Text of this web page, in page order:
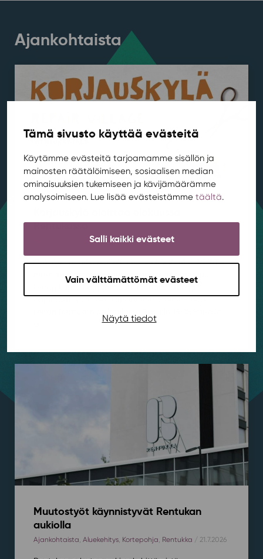
Tämä sivusto käyttää evästeitä
Käytämme evästeitä tarjoamamme sisällön ja
mainosten räätälöimiseen, sosiaalisen median
ominaisuuksien tukemiseen ja kävijämäärämme
analysoimiseen. Lue lisää evästeistämme täältä.
Salli kaikki evästeet
Vain välttämättömät evästeet
Näytä tiedot
Ajankohtaista
Rentukassa
Asuminen,Kestävä kehitys/ 4.8.2026
Onko lempifarkuissa reikä tai tuoli vähän rikki? Tule
mukaan rentoon Korjauskylään, joka kokoontuu
oppimaan yhdessä! Tapaamme ensimmäisen
Muutostyöt käynnistyvät Rentukan
aukiolla
Ajankohtaista Aluekehitys, Kortepohja Rentukka / 21.7.2026